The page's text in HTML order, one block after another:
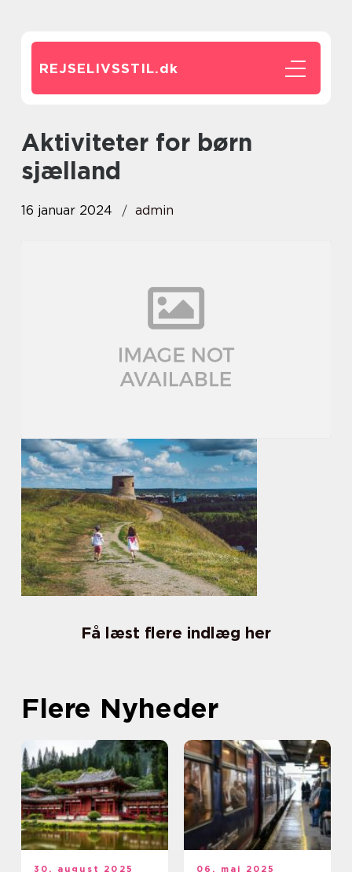
REJSELIVSSTIL.dk
aktiviteter for børn
sjælland
16 januar 2024 admin
Få læst flere indlæg her
Flere Nyheder
30. august 2025 06. maj 2025